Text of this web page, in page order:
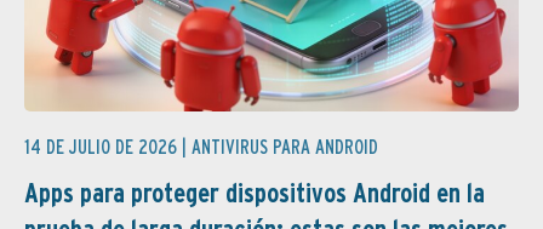
14 DE JULIO DE 2026 | ANTIVIRUS PARA ANDROID
Apps para proteger dispositivos Android en la